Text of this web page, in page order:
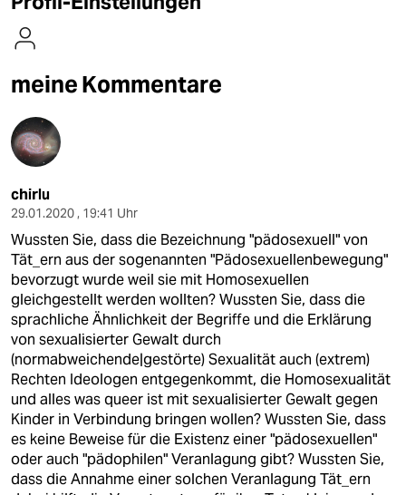
nord
wahrheit
verlag
verlag
veranstaltungen
shop
fragen & hilfe
unterstützen
abo
genossenschaft
epaper login
meine Kommentare
chirlu
29.01.2020 , 19:41 Uhr
Wussten Sie, dass die Bezeichnung "pädosexuell" von
Tät_ern aus der sogenannten "Pädosexuellenbewegung"
bevorzugt wurde weil sie mit Homosexuellen
gleichgestellt werden wollten? Wussten Sie, dass die
sprachliche Ähnlichkeit der Begriffe und die Erklärung
von sexualisierter Gewalt durch
(normabweichende|gestörte) Sexualität auch (extrem)
Rechten Ideologen entgegenkommt, die Homosexualität
und alles was queer ist mit sexualisierter Gewalt gegen
Kinder in Verbindung bringen wollen? Wussten Sie, dass
es keine Beweise für die Existenz einer "pädosexuellen"
oder auch "pädophilen" Veranlagung gibt? Wussten Sie,
dass die Annahme einer solchen Veranlagung Tät_ern